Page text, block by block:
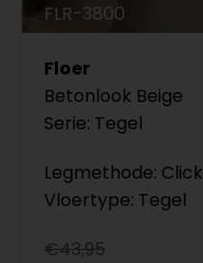
FLR-3800
Floer
Betonlook Beige
Serie: Tegel
Legmethode: Click
Vloertype: Tegel
€43,95